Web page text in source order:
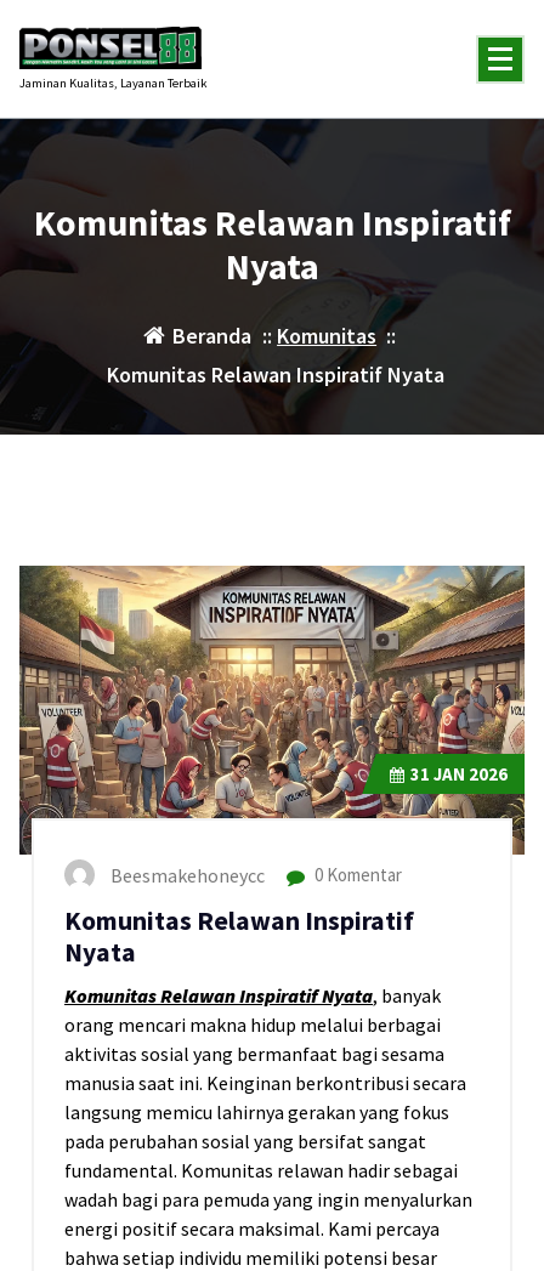
konten
Jaminan Kualitas, Layanan Terbaik
Komunitas Relawan Inspiratif
Nyata
Beranda :: Komunitas::
Komunitas Relawan Inspiratif Nyata
31 JAN 2026
Beesmakehoneycc 0 Komentar
Komunitas Relawan Inspiratif
Nyata
Komunitas Relawan Inspiratif Nyata, banyak
orang mencari makna hidup melalui berbagai
aktivitas sosial yang bermanfaat bagi sesama
manusia saat ini. Keinginan berkontribusi secara
langsung memicu lahirnya gerakan yang fokus
pada perubahan sosial yang bersifat sangat
fundamental. Komunitas relawan hadir sebagai
wadah bagi para pemuda yang ingin menyalurkan
energi positif secara maksimal. Kami percaya
bahwa setiap individu memiliki potensi besar